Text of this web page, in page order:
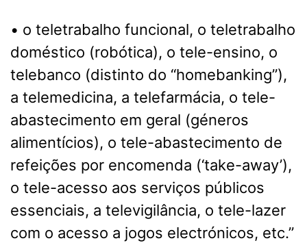
• o teletrabalho funcional, o teletrabalho
doméstico (robótica), o tele-ensino, o
telebanco (distinto do “homebanking”),
a telemedicina, a telefarmácia, o tele-
abastecimento em geral (géneros
alimentícios), o tele-abastecimento de
refeições por encomenda (‘take-away’),
o tele-acesso aos serviços públicos
essenciais, a televigilância, o tele-lazer
com o acesso a jogos electrónicos, etc.”